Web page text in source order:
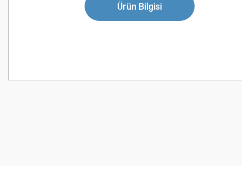
Ürün Bilgisi
Görüş ve önerileriniz için teşekkür ederiz.